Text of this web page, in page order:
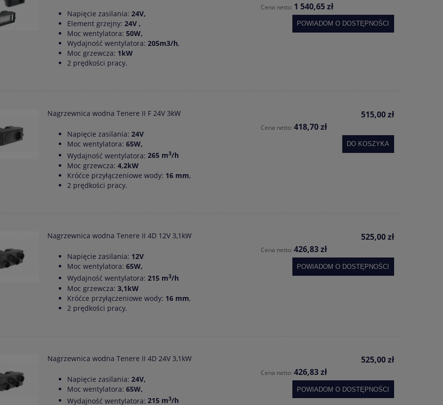
Napięcie zasilania: 24V,
Element grzejny: 24V ,
Moc wentylatora: 50W,
Wydajność wentylatora: 205m3/h,
Moc grzewcza: 1kW
2 prędkości pracy.
Cena netto: 1 540,65 zł
POWIADOM O DOSTĘPNOŚCI
Nagrzewnica wodna Tenere II F 24V 3kW
Napięcie zasilania: 24V
Moc wentylatora: 65W,
Wydajność wentylatora: 265 m3/h
Moc grzewcza: 4,2kW
Króćce przyłączeniowe wody: 16 mm,
2 prędkości pracy.
515,00 zł
Cena netto: 418,70 zł
DO KOSZYKA
Nagrzewnica wodna Tenere II 4D 12V 3,1kW
Napięcie zasilania: 12V
Moc wentylatora: 65W,
Wydajność wentylatora: 215 m3/h
Moc grzewcza: 3,1kW
Króćce przyłączeniowe wody: 16 mm,
2 prędkości pracy.
525,00 zł
Cena netto: 426,83 zł
POWIADOM O DOSTĘPNOŚCI
Nagrzewnica wodna Tenere II 4D 24V 3,1kW
Napięcie zasilania: 24V,
Moc wentylatora: 65W,
Wydajność wentylatora: 215 m3/h
525,00 zł
Cena netto: 426,83 zł
POWIADOM O DOSTĘPNOŚCI